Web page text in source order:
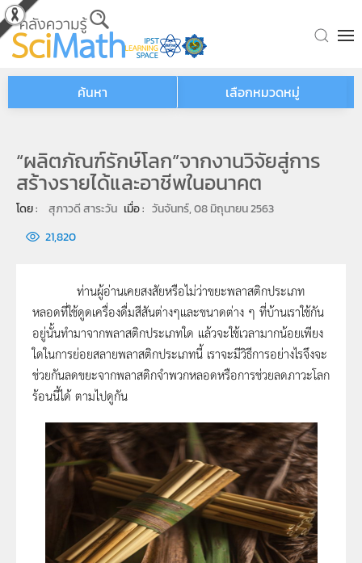
Skip to main content
ค้นหา เลือกหมวดหมู่
“ผลิตภัณฑ์รักษ์โลก”จากงานวิจัยสู่การ
สร้างรายได้และอาชีพในอนาคต
โดย : สุภาวดี สาระวัน เมื่อ : วันจันทร์, 08 มิถุนายน 2563
21,820
ท่านผู้อ่านเคยสงสัยหรือไม่ว่าขยะพลาสติกประเภท
หลอดที่ใช้ดูดเครื่องดื่มสีสันต่างๆและขนาดต่าง ๆ ที่บ้านเราใช้กัน
อยู่นั้นทำมาจากพลาสติกประเภทใด แล้วจะใช้เวลามากน้อยเพียง
ใดในการย่อยสลายพลาสติกประเภทนี้ เราจะมีวิธีการอย่างไรจึงจะ
ช่วยกันลดขยะจากพลาสติกจำพวกหลอดหรือการช่วยลดภาวะโลก
ร้อนนี้ได้ ตามไปดูกัน